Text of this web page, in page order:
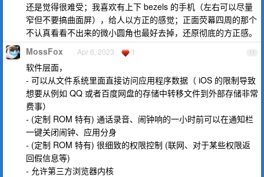
还是觉得很难受；我喜欢有上下 bezels 的手机（左右可以尽量
窄但不要搞曲面屏），给人以方正的感觉；正面荧幕四周的那个
不认真看看不出来的微小圆角也最好去掉，还原彻底的方正感。
11
MossFox Apr 6, 2023 1
软件层面，
- 可以从文件系统里面直接访问应用程序数据（ iOS 的限制导致
想要从例如 QQ 或者百度网盘的存储中转移文件到外部存储非常
费事）
- (定制 ROM 特有) 通话录音、闹钟响的一小时前可以在通知栏
一键关闭闹钟、应用分身
- (定制 ROM 特有) 很细致的权限控制 (联网、对于某些权限返
回假信息等)
- 允许第三方浏览器内核